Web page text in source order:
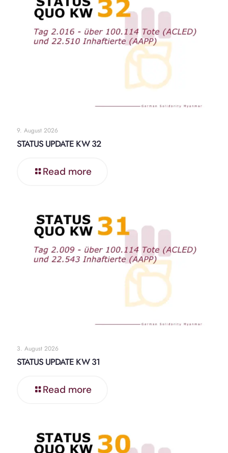
9. August 2026
STATUS UPDATE KW 32
Read more
3. August 2026
STATUS UPDATE KW 31
Read more